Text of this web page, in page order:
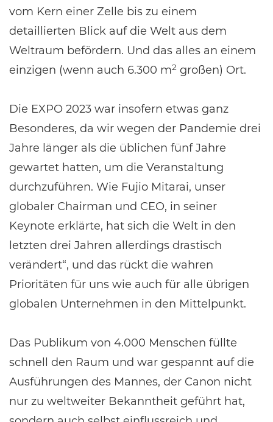
vom Kern einer Zelle bis zu einem
detaillierten Blick auf die Welt aus dem
Weltraum befördern. Und das alles an einem
einzigen (wenn auch 6.300 m2 großen) Ort.
Die EXPO 2023 war insofern etwas ganz
Besonderes, da wir wegen der Pandemie drei
Jahre länger als die üblichen fünf Jahre
gewartet hatten, um die Veranstaltung
durchzuführen. Wie Fujio Mitarai, unser
globaler Chairman und CEO, in seiner
Keynote erklärte, hat sich die Welt in den
letzten drei Jahren allerdings drastisch
verändert“, und das rückt die wahren
Prioritäten für uns wie auch für alle übrigen
globalen Unternehmen in den Mittelpunkt.
Das Publikum von 4.000 Menschen füllte
schnell den Raum und war gespannt auf die
Ausführungen des Mannes, der Canon nicht
nur zu weltweiter Bekanntheit geführt hat,